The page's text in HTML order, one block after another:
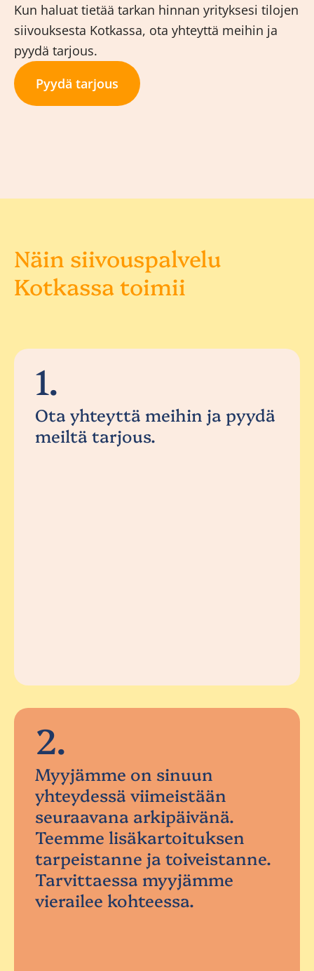
Kun haluat tietää tarkan hinnan yrityksesi tilojen
siivouksesta Kotkassa, ota yhteyttä meihin ja
pyydä tarjous.
Pyydä tarjous
Näin siivouspalvelu
Kotkassa toimii
1.
Ota yhteyttä meihin ja pyydä
meiltä tarjous.
2.
Myyjämme on sinuun
yhteydessä viimeistään
seuraavana arkipäivänä.
Teemme lisäkartoituksen
tarpeistanne ja toiveistanne.
Tarvittaessa myyjämme
vierailee kohteessa.